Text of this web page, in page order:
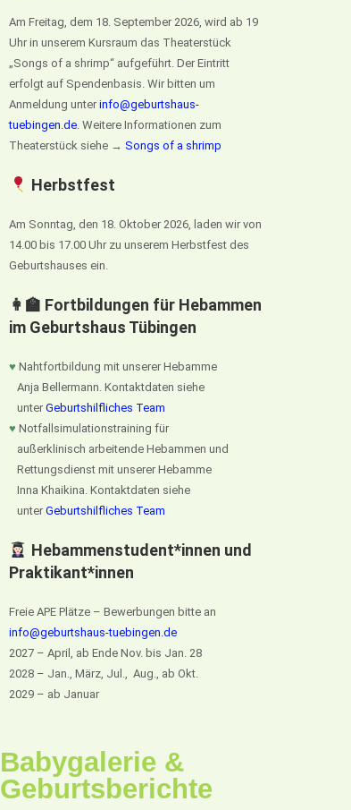
Am Freitag, dem 18. September 2026, wird ab 19
Uhr in unserem Kursraum das Theaterstück
„Songs of a shrimp“ aufgeführt. Der Eintritt
erfolgt auf Spendenbasis. Wir bitten um
Anmeldung unter info@geburtshaus-
tuebingen.de. Weitere Informationen zum
Theaterstück siehe → Songs of a shrimp
Herbstfest
Am Sonntag, den 18. Oktober 2026, laden wir von
14.00 bis 17.00 Uhr zu unserem Herbstfest des
Geburtshauses ein.
👩‍🏫 Fortbildungen für Hebammen
im Geburtshaus Tübingen
♥ Nahtfortbildung mit unserer Hebamme
Anja Bellermann. Kontaktdaten siehe
unter Geburtshilfliches Team
♥ Notfallsimulationstraining für
außerklinisch arbeitende Hebammen und
Rettungsdienst mit unserer Hebamme
Inna Khaikina. Kontaktdaten siehe
unter Geburtshilfliches Team
Hebammenstudent*innen und
Praktikant*innen
Freie APE Plätze – Bewerbungen bitte an
info@geburtshaus-tuebingen.de
2027 – April, ab Ende Nov. bis Jan. 28
2028 – Jan., März, Jul., Aug., ab Okt.
2029 – ab Januar
Babygalerie &
Geburtsberichte